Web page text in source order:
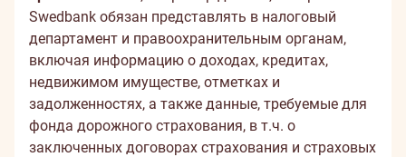
Swedbank обязан представлять в налоговый
департамент и правоохранительным органам,
включая информацию о доходах, кредитах,
недвижимом имуществе, отметках и
задолженностях, а также данные, требуемые для
фонда дорожного страхования, в т.ч. о
заключенных договорах страхования и страховых